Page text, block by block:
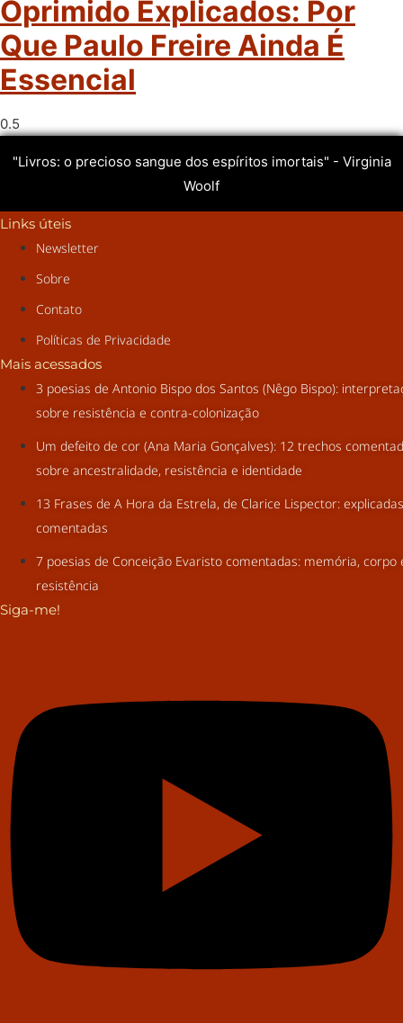
Oprimido Explicados: Por
Que Paulo Freire Ainda É
Essencial
"Livros: o precioso sangue dos espíritos imortais" - Virginia
Woolf
Links úteis
Newsletter
Sobre
Contato
Políticas de Privacidade
Mais acessados
3 poesias de Antonio Bispo dos Santos (Nêgo Bispo):
sobre resistência e contra-colonização
Um defeito de cor (Ana Maria Gonçalves): 12 trechos
sobre ancestralidade, resistência e identidade
13 Frases de A Hora da Estrela, de Clarice Lispector:
comentadas
7 poesias de Conceição Evaristo comentadas: memória, corpo
resistência
Siga-me!